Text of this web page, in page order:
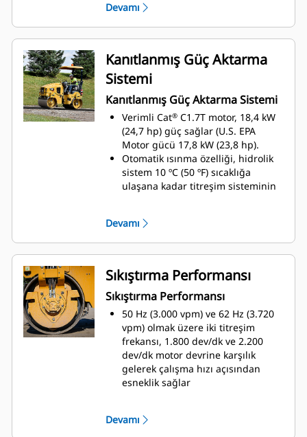
soğutma sıvısı sıcaklığı
göstergeleri ile uyarı lambası
göstergeleri bulunur
Dayanıklı basmalı tip anahtarlar;
motor devri, titreşimli tambur
seçimi, park freni, lambalar ve
opsiyonel ikaz ışığı için kolay
etkinleştirme sağlar
Motor devri, düşük, orta ve yüksek
hız ayarları için anlık seçim
anahtarı ile kontrol edilir
Opsiyonel ileri/geri ve sağa/sola
koltuk ayarları, ikili tahrik kolu ile
birleşerek makinenin her iki
görülebilmesini sağlar
Devamı
Kanıtlanmış Güç Aktarma
Sistemi
Kanıtlanmış Güç Aktarma Sistemi
Verimli Cat® C1.7T motor, 18,4 kW
(24,7 hp) güç sağlar (U.S. EPA
Motor gücü 17,8 kW (23,8 hp).
Otomatik ısınma özelliği, hidrolik
sistem 10 ºC (50 ºF) sıcaklığa
ulaşana kadar titreşim sisteminin
tasarlanmıştır
Rölantide otomatik kapatma,
fabrikada varsayılan olarak
ayarlanan 30 dakikanın ardından
devreye girer; kapatma süresi Cat
Elektronik Teknisyeni (Cat ET) ile
ayarlanabilir
Maksimum tırmanma kabiliyeti,
1.800 dev/dk orta motor devrinde
elde edilirken, maksimum seyir
hızı 2.200 dev/dk yüksek motor
devrinde elde edilir
Opsiyonel çekiş kontrolü, tambur
tırmanma kabiliyetini artırmak
Devamı
Sıkıştırma Performansı
Sıkıştırma Performansı
50 Hz (3.000 vpm) ve 62 Hz (3.720
vpm) olmak üzere iki titreşim
frekansı, 1.800 dev/dk ve 2.200
dev/dk motor devrine karşılık
gelerek çalışma hızı açısından
esneklik sağlar
operatörlerin çeşitli çalışma
Devamı